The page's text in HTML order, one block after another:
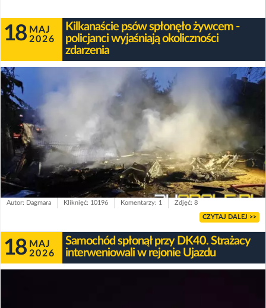
18 MAJ
2026
Kilkanaście psów spłonęło żywcem -
policjanci wyjaśniają okoliczności
zdarzenia
Autor: Dagmara Kliknięć: 10196 Komentarzy: 1 Zdjęć: 8
CZYTAJ DALEJ >>
18 MAJ
2026
Samochód spłonął przy DK40. Strażacy
interweniowali w rejonie Ujazdu